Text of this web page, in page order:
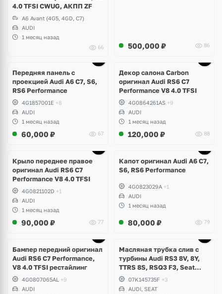
4.0 TFSI CWUG, АКПП ZF
A6 Avant (4G5, 4GD, C7)
AUDI
1 месяц назад
66
500,000 ₽ 86
Передняя панель с
проекцией Audi A6 C7, S6,
RS6 Performance
4G1857001E +8
AUDI
1 месяц назад
60,000 ₽ 67
Декор салона Carbon
оригинал Audi RS6 C7
Performance V8 4.0 TFSI
4G0864261AS +9
AUDI
1 месяц назад
120,000 ₽ 88
Крыло переднее правое
оригинал Audi RS6 C7
Performance V8 4.0 TFSI
4G0821102D +1
AUDI
1 месяц назад
90,000 ₽ 77
Капот оригинал Audi A6 C7,
S6, RS6 Performance
4G0823029A +1
AUDI
1 месяц назад
80,000 ₽ 79
Бампер передний оригинал
Audi RS6 C7 Performance,
V8 4.0 TFSI рестайлинг
4G0807065AL
+9
AUDI
Масляная трубка слив с
турбины Audi RS3 8V, 8Y,
TTRS 8S, RSQ3 F3, Seat
Formentor Cupra 2.5 TFSI
Evo, DAZA, DNWA, DNWB
07K145735F +3
AUDI, SEAT